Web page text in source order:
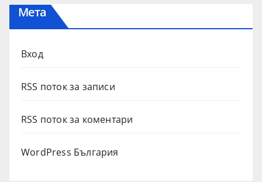
Мета
Вход
RSS поток за записи
RSS поток за коментари
WordPress България